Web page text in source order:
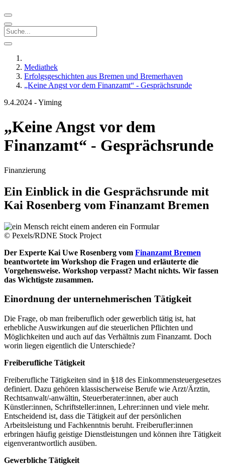
Mediathek
Erfolgsgeschichten aus Bremen und Bremerhaven
„Keine Angst vor dem Finanzamt“ - Gesprächsrunde
9.4.2024 -Yiming
„Keine Angst vor dem
Finanzamt“ - Gesprächsrunde
Finanzierung
Ein Einblick in die Gesprächsrunde mit
Kai Rosenberg vom Finanzamt Bremen
© Pexels/RDNE Stock Project
Der Experte Kai Uwe Rosenberg vom Finanzamt Bremen
beantwortete im Workshop die Fragen und erläuterte die
Vorgehensweise. Workshop verpasst? Macht nichts. Wir fassen
das Wichtigste zusammen.
Einordnung der unternehmerischen Tätigkeit
Die Frage, ob man freiberuflich oder gewerblich tätig ist, hat
erhebliche Auswirkungen auf die steuerlichen Pflichten und
Möglichkeiten und auch auf das Verhältnis zum Finanzamt. Doch
worin liegen eigentlich die Unterschiede?
Freiberufliche Tätigkeit
Freiberufliche Tätigkeiten sind in §18 des Einkommensteuergesetzes
definiert. Dazu gehören klassischerweise Berufe wie Arzt/Ärztin,
Rechtsanwalt/-anwältin, Steuerberater:innen, aber auch
Künstler:innen, Schriftsteller:innen, Lehrer:innen und viele mehr.
Entscheidend ist, dass die Tätigkeit auf der persönlichen
Arbeitsleistung und Fachkenntnis beruht. Freiberufler:innen
erbringen häufig geistige Dienstleistungen und können ihre Tätigkeit
eigenverantwortlich ausüben.
Gewerbliche Tätigkeit